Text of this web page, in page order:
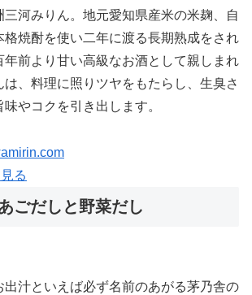
河みりん。地元愛知県産米の米麹、自
格焼酎を使い二年に渡る長期熟成をされ
年前より甘い高級なお酒として親しまれ
は、料理に照りツヤをもたらし、生臭さ
やコクを引き出します。
る
ごだしと野菜だし
出汁といえば必ず名前のあがる茅乃舎の